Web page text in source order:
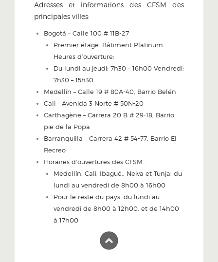
Adresses et informations des CFSM des
principales villes:
Bogotá – Calle 100 # 11B-27
Premier étage. Bâtiment Platinum
Heures d’ouverture:
Du lundi au jeudi: 7h30 – 16h00 Vendredi:
7h30 – 15h30
Medellín – Calle 19 # 80A-40, Barrio Belén
Cali – Avenida 3 Norte # 50N-20
Carthagène – Carrera 20 B # 29-18, Barrio
pie de la Popa
Barranquilla – Carrera 42 # 54-77, Barrio El
Recreo
Horaires d’ouvertures des CFSM :
Medellín, Cali, Ibagué,, Neiva et Tunja: du
lundi au vendredi de 8h00 à 16h00
Pour le reste du pays: du lundi au
vendredi de 8h00 à 12h00. et de 14h00
à 17h00